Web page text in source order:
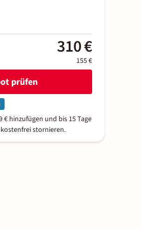
310 €
155 €
prüfen
€ hinzufügen und bis 15 Tage
stornieren.